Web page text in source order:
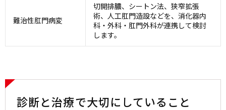
難治性肛門病変
切開排膿、シートン法、狭窄拡張
術、人工肛門造設などを、消化器内
科・外科・肛門外科が連携して検討
します。
診断と治療で大切にしていること